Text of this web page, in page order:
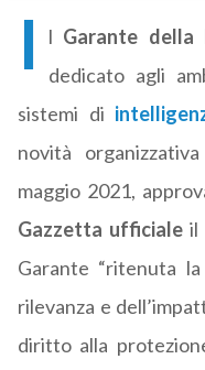
I l Garante della
dedicato agli
sistemi di
novità
maggio 2021,
Gazzetta ufficialeil
Garante “ritenuta
rilevanza e
diritto alla